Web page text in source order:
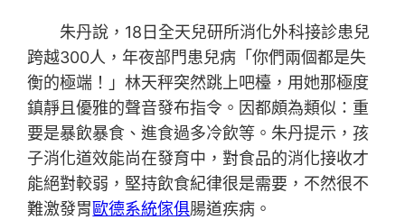
朱丹說，18日全天兒研所消化外科接診患兒
跨越300人，年夜部門患兒病「你們兩個都是失
衡的極端！」林天秤突然跳上吧檯，用她那極度
鎮靜且優雅的聲音發布指令。因都頗為類似：重
要是暴飲暴食、進食過多冷飲等。朱丹提示，孩
子消化道效能尚在發育中，對食品的消化接收才
能絕對較弱，堅持飲食紀律很是需要，不然很不
難激發胃歐德系統傢俱腸道疾病。